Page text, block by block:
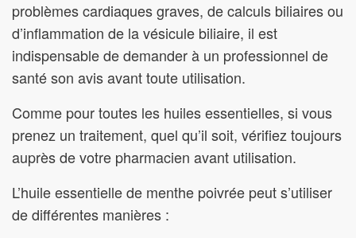
problèmes cardiaques graves, de calculs biliaires ou
d’inflammation de la vésicule biliaire, il est
indispensable de demander à un professionnel de
santé son avis avant toute utilisation.
Comme pour toutes les huiles essentielles, si vous
prenez un traitement, quel qu’il soit, vérifiez toujours
auprès de votre pharmacien avant utilisation.
L’huile essentielle de menthe poivrée peut s’utiliser
de différentes manières :